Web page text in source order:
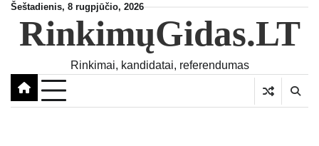
Skip
content
Šeštadienis, 8 rugpjūčio, 2026
RinkimųGidas.LT
Rinkimai, kandidatai, referendumas